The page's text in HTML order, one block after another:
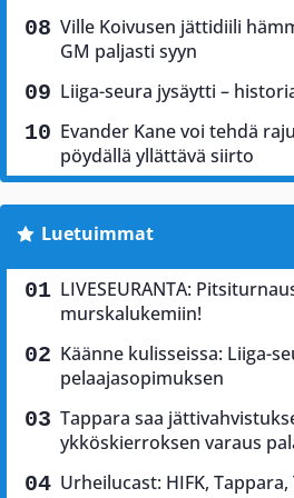
Ville Koivusen jättidiili
GM paljasti syyn
Liiga-seura jysäytti –
Evander Kane voi tehdä
pöydällä yllättävä siirto
Luetuimmat
LIVESEURANTA:
murskalukemiin!
Käänne kulisseissa: Liiga-
pelaajasopimuksen
Tappara saa
ykköskierroksen varaus
Urheilucast: HIFK, Tappara,